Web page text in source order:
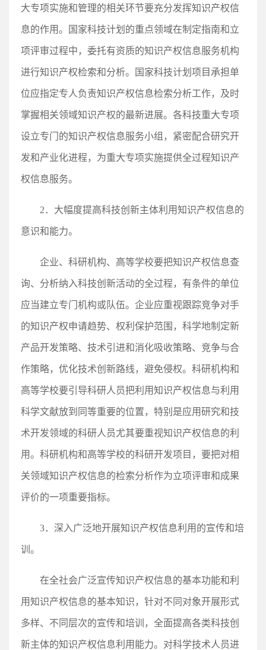
大专项实施和管理的相关环节要充分发挥知识产权信
息的作用。国家科技计划的重点领域在制定指南和立
项评审过程中，委托有资质的知识产权信息服务机构
进行知识产权检索和分析。国家科技计划项目承担单
位应指定专人负责知识产权信息检索分析工作，及时
掌握相关领域知识产权的最新进展。各科技重大专项
设立专门的知识产权信息服务小组，紧密配合研究开
发和产业化进程，为重大专项实施提供全过程知识产
权信息服务。
2．大幅度提高科技创新主体利用知识产权信息的
意识和能力。
企业、科研机构、高等学校要把知识产权信息查
询、分析纳入科技创新活动的全过程，有条件的单位
应当建立专门机构或队伍。企业应重视跟踪竞争对手
的知识产权申请趋势、权利保护范围，科学地制定新
产品开发策略、技术引进和消化吸收策略、竞争与合
作策略，优化技术创新路线，避免侵权。科研机构和
高等学校要引导科研人员把利用知识产权信息与利用
科学文献放到同等重要的位置，特别是应用研究和技
术开发领域的科研人员尤其要重视知识产权信息的利
用。科研机构和高等学校的科研开发项目，要把对相
关领域知识产权信息的检索分析作为立项评审和成果
评价的一项重要指标。
3．深入广泛地开展知识产权信息利用的宣传和培
训。
在全社会广泛宣传知识产权信息的基本功能和利
用知识产权信息的基本知识，针对不同对象开展形式
多样、不同层次的宣传和培训，全面提高各类科技创
新主体的知识产权信息利用能力。对科学技术人员进